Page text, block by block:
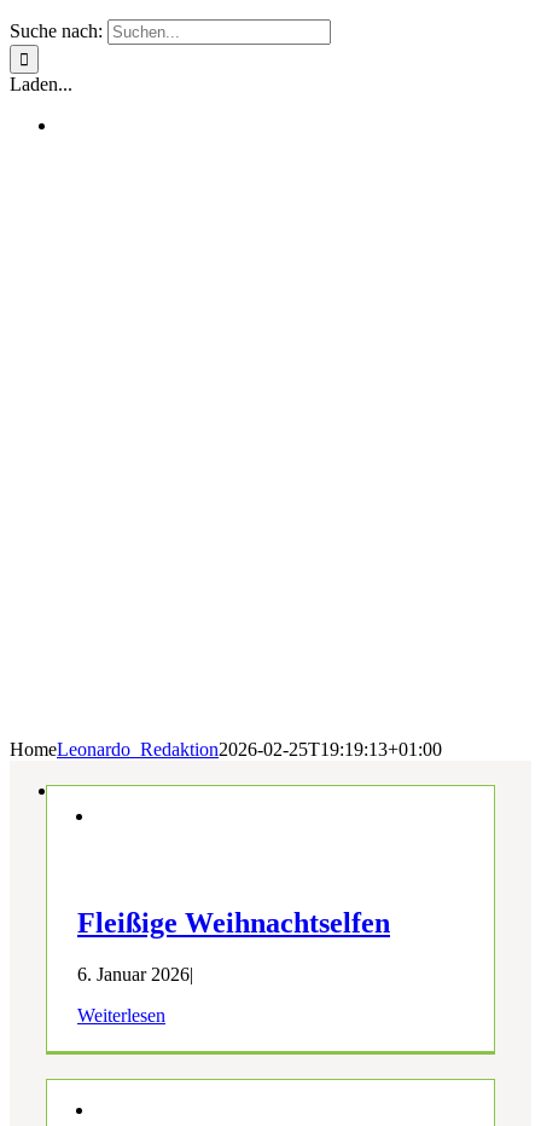
Suche nach:
Laden...
HomeLeonardo_Redaktion2026-02-25T19:19:13+01:00
Fleißige Weihnachtselfen
6. Januar 2026|
Weiterlesen